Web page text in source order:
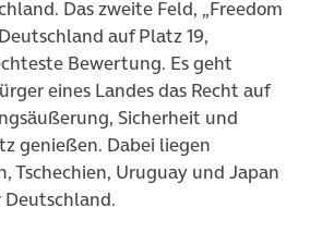
Das zweite Feld, „Freedom
auf Platz 19,
Bewertung. Es geht
eines Landes das Recht auf
Sicherheit und
genießen. Dabei liegen
Tschechien, Uruguay und Japan